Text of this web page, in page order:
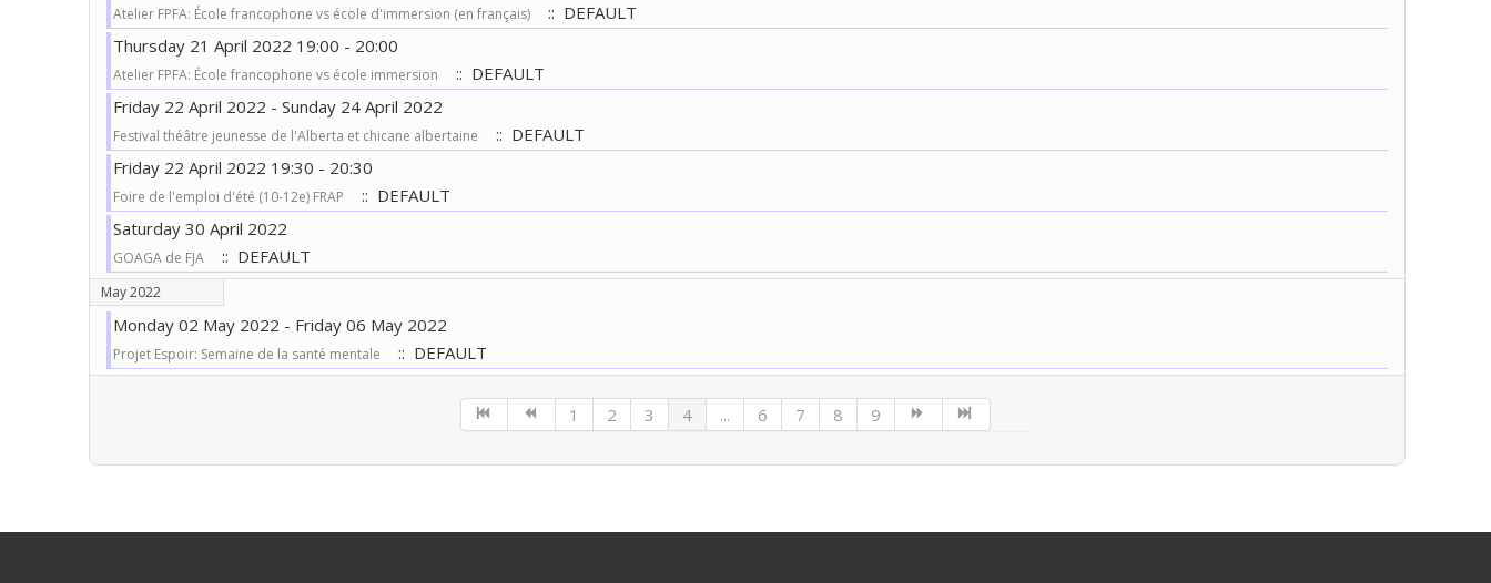
Atelier FPFA: École francophone vs école d'immersion (en français)
:: DEFAULT
Thursday 21 April 2022 19:00 - 20:00
Atelier FPFA: École francophone vs école immersion
:: DEFAULT
Friday 22 April 2022 - Sunday 24 April 2022
Festival théâtre jeunesse de l'Alberta et chicane albertaine
:: DEFAULT
Friday 22 April 2022 19:30 - 20:30
Foire de l'emploi d'été (10-12e) FRAP
:: DEFAULT
Saturday 30 April 2022
GOAGA de FJA :: DEFAULT
May 2022
Monday 02 May 2022 - Friday 06 May 2022
Projet Espoir: Semaine de la santé mentale :: DEFAULT
1 2 3 4 ... 6 7 8 9